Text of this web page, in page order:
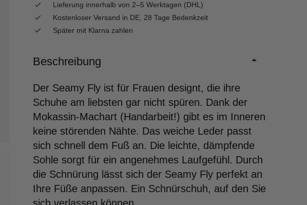
Lieferung innerhalb von 2–5 Werktagen (DHL)
Kostenloser Versand in DE, 28 Tage Bedenkzeit
Später mit Klarna zahlen
Beschreibung
Der Seamy Fly ist für Frauen designt, die ihre
Schuhe am liebsten gar nicht spüren. Dank der
Mokassin-Machart (Handarbeit!) gibt es im Inneren
keine störenden Nähte. Das weiche Leder passt
sich schnell dem Fuß an. Die leichte, dämpfende
Sohle sorgt für ein angenehmes Laufgefühl. Durch
die Schnürung lässt sich der Seamy Fly perfekt an
Ihre Füße anpassen. Ein Schnürschuh, auf den Sie